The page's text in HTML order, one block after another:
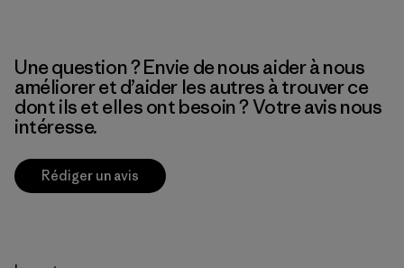
Une question ? Envie de nous aider à nous
améliorer et d’aider les autres à trouver ce
dont ils et elles ont besoin ? Votre avis nous
intéresse.
Rédiger un avis